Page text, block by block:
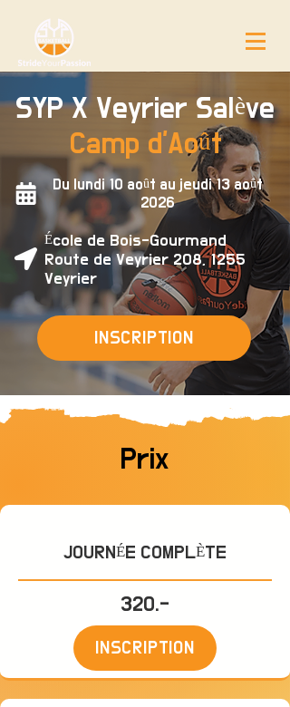
SYP X Veyrier Salève
Camp d'Août
Du lundi 10 août au jeudi 13 août
2026
École de Bois-Gourmand
Route de Veyrier 208, 1255
Veyrier
INSCRIPTION
Prix
JOURNÉE COMPLÈTE
320.-
INSCRIPTION